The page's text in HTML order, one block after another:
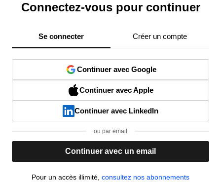
Connectez-vous pour continuer
Se connecter Créer un compte
Continuer avec Google
Continuer avec Apple
Continuer avec LinkedIn
ou par email
Continuer avec un email
Pour un accès illimité, consultez nos abonnements